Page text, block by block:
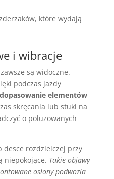
które wydają
i wibracje
są widoczne.
podczas jazdy
elementów
skręcania lub stuki na
o poluzowanych
rozdzielczej przy
niepokojące. Takie objawy
osłony podwozia